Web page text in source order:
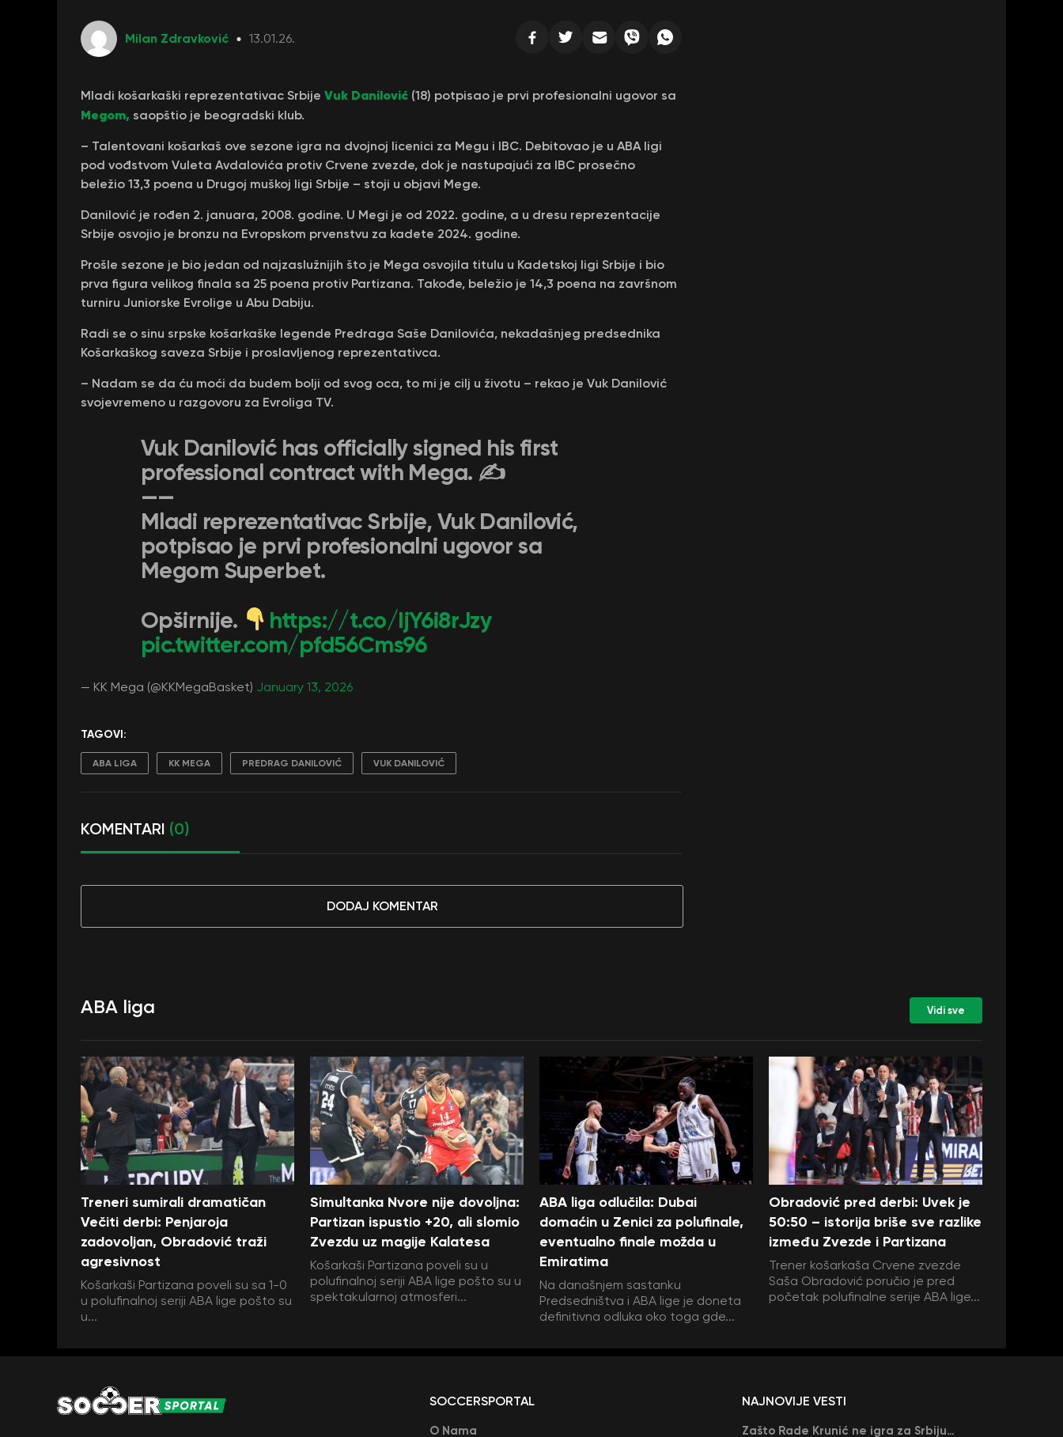
Milan Zdravković 13.01.26.
Mladi košarkaški reprezentativac Srbije Vuk Danilović (18) potpisao je prvi profesionalni ugovor sa
Megom, saopštio je beogradski klub.
– Talentovani košarkaš ove sezone igra na dvojnoj licenici za Megu i IBC. Debitovao je u ABA ligi
pod vođstvom Vuleta Avdalovića protiv Crvene zvezde, dok je nastupajući za IBC prosečno
beležio 13,3 poena u Drugoj muškoj ligi Srbije – stoji u objavi Mege.
Danilović je rođen 2. januara, 2008. godine. U Megi je od 2022. godine, a u dresu reprezentacije
Srbije osvojio je bronzu na Evropskom prvenstvu za kadete 2024. godine.
Prošle sezone je bio jedan od najzaslužnijih što je Mega osvojila titulu u Kadetskoj ligi Srbije i bio
prva figura velikog finala sa 25 poena protiv Partizana. Takođe, beležio je 14,3 poena na završnom
turniru Juniorske Evrolige u Abu Dabiju.
Radi se o sinu srpske košarkaške legende Predraga Saše Danilovića, nekadašnjeg predsednika
Košarkaškog saveza Srbije i proslavljenog reprezentativca.
– Nadam se da ću moći da budem bolji od svog oca, to mi je cilj u životu – rekao je Vuk Danilović
svojevremeno u razgovoru za Evroliga TV.
Vuk Danilović has officially signed his first
professional contract with Mega. ✍️
——
Mladi reprezentativac Srbije, Vuk Danilović,
potpisao je prvi profesionalni ugovor sa
Megom Superbet.
Opširnije.
https://t.co/IjY6i8rJzy
pic.twitter.com/pfd56Cms96
— KK Mega (@KKMegaBasket) January 13, 2026
TAGOVI:
ABA LIGA KK MEGA PREDRAG DANILOVIĆ VUK DANILOVIĆ
KOMENTARI (0)
DODAJ KOMENTAR
ABA liga Vidi sve
Treneri sumirali dramatičan
Večiti derbi: Penjaroja
zadovoljan, Obradović traži
agresivnost
Košarkaši Partizana poveli su sa 1-0
u polufinalnoj seriji ABA lige pošto su
u...
Simultanka Nvore nije dovoljna:
Partizan ispustio +20, ali slomio
Zvezdu uz magije Kalatesa
Košarkaši Partizana poveli su u
polufinalnoj seriji ABA lige pošto su u
spektakularnoj atmosferi...
ABA liga odlučila: Dubai
domaćin u Zenici za polufinale,
eventualno finale možda u
Emiratima
Na današnjem sastanku
Predsedništva i ABA lige je doneta
definitivna odluka oko toga gde...
Obradović pred derbi: Uvek je
50:50 – istorija briše sve razlike
između Zvezde i Partizana
Trener košarkaša Crvene zvezde
Saša Obradović poručio je pred
početak polufinalne serije ABA lige...
SOCCERSPORTAL
O Nama
NAJNOVIJE VESTI
Zašto Rade Krunić ne igra za Srbiju? “Iako su mi obećali, niko me nije zvao…”